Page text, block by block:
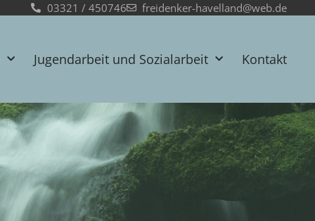
03321 / 450746 freidenker-havelland@web.de
Jugendarbeit und Sozialarbeit Kontakt